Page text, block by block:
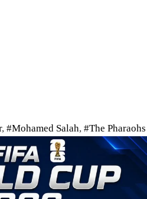
, #Mohamed Salah, #The Pharaohs